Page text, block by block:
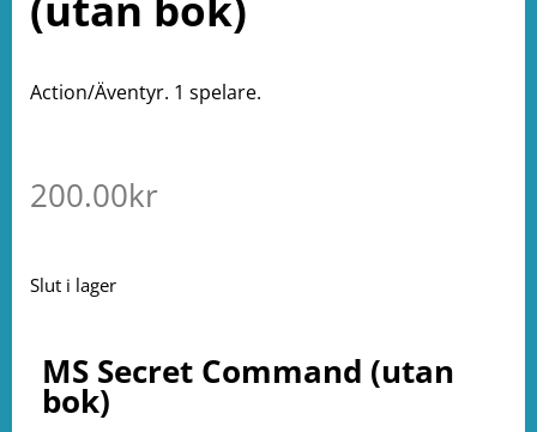
Action/Äventyr. 1 spelare.
200.00kr
Slut i lager
MS Secret Command (utan
bok)